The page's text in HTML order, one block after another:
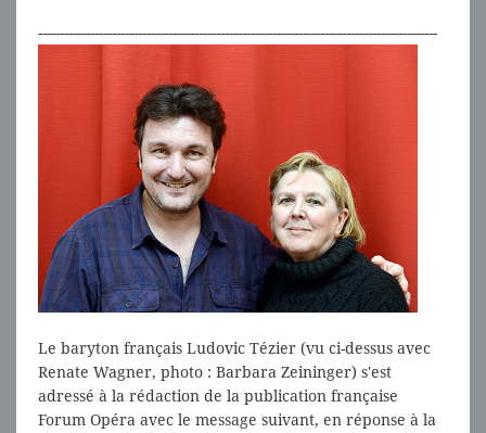
--------------------------------------------------------------------------------------------
Le baryton français Ludovic Tézier (vu ci-dessus avec
Renate Wagner, photo : Barbara Zeininger) s'est
adressé à la rédaction de la publication française
Forum Opéra avec le message suivant, en réponse à la